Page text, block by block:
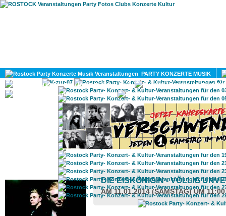
PARTY KONZERTE MUSIK
KULTUR
GAY
ROSTOCK TAGESTIPP
DIE EISKÖNIGIN - VÖLLIG
AM 11.01.2014 (SAMSTAG) UM